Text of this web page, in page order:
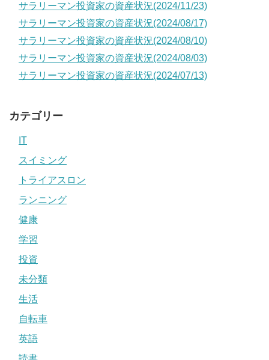
サラリーマン投資家の資産状況(2024/11/23)
サラリーマン投資家の資産状況(2024/08/17)
サラリーマン投資家の資産状況(2024/08/10)
サラリーマン投資家の資産状況(2024/08/03)
サラリーマン投資家の資産状況(2024/07/13)
カテゴリー
IT
スイミング
トライアスロン
ランニング
健康
学習
投資
未分類
生活
自転車
英語